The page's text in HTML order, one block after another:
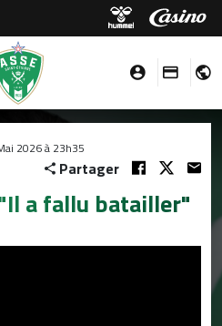
2026 à 23h35
Partager
a fallu batailler"